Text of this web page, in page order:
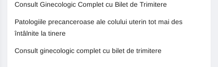
Consult Ginecologic Complet cu Bilet de Trimitere
Patologiile precanceroase ale colului uterin tot mai des
întâlnite la tinere
Consult ginecologic complet cu bilet de trimitere